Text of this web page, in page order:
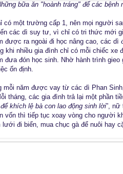
bữa ăn "hoành tráng" để các
có một trường cấp 1, nên mọi người
các dì suy tư, vì chỉ có tri thức mới
được ra ngoài đi học nâng cao, các
khi nhiều gia đình chỉ có mỗi chiếc
đưa đón học sinh. Nhờ hành trình
ổn định.
mỗi năm được vay từ các dì Phan
tháng, các gia đình trả lại một phần
khích lệ bà con lao động sinh lời”, nữ
vốn thì tiếp tục xoay vòng cho người
đi biển, mua chục gà để nuôi hay